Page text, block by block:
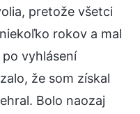
pretože všetci
rokov a mal
vyhlásení
že som získal
Bolo naozaj